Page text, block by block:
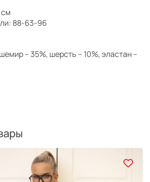
88-63-96
– 35%, шерсть – 10%, эластан –